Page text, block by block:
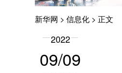
新华网 > 信息化 > 正文
2022
09/09